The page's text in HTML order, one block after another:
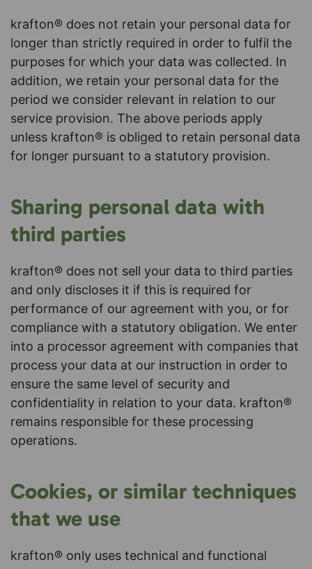
krafton® does not retain your personal data for
longer than strictly required in order to fulfil the
purposes for which your data was collected. In
addition, we retain your personal data for the
period we consider relevant in relation to our
service provision. The above periods apply
unless krafton® is obliged to retain personal data
for longer pursuant to a statutory provision.
Sharing personal data with
third parties
krafton® does not sell your data to third parties
and only discloses it if this is required for
performance of our agreement with you, or for
compliance with a statutory obligation. We enter
into a processor agreement with companies that
process your data at our instruction in order to
ensure the same level of security and
confidentiality in relation to your data. krafton®
remains responsible for these processing
operations.
Cookies, or similar techniques
that we use
krafton® only uses technical and functional